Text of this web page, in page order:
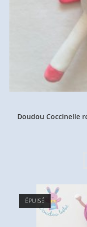
Doudou Coccinelle
ÉPUISÉ